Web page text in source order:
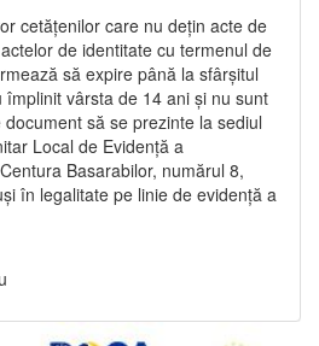
cetățenilor care nu dețin acte de
de identitate cu termenul de
să expire până la sfârșitul
vârsta de 14 ani și nu sunt
să se prezinte la sediul
Local de Evidență a
Basarabilor, numărul 8,
în legalitate pe linie de evidență a